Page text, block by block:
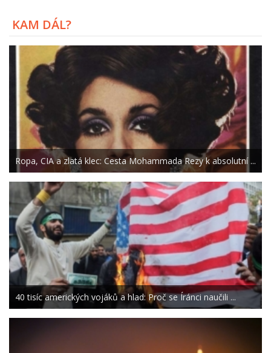
KAM DÁL?
Ropa, CIA a zlatá klec: Cesta Mohammada Rezy k absolutní ...
40 tisíc amerických vojáků a hlad: Proč se Íránci naučili ...